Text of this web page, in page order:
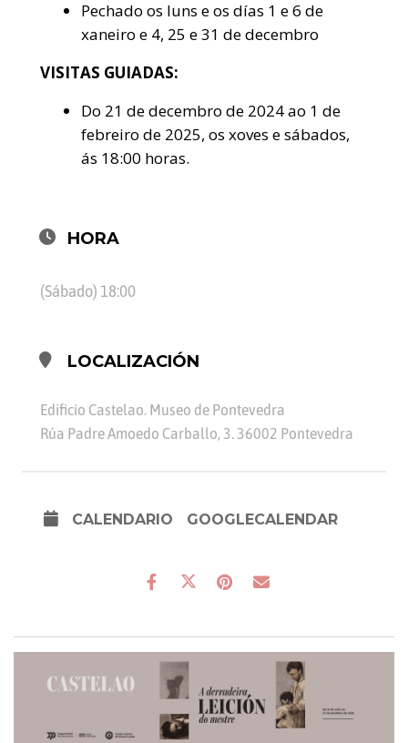
Pechado os luns e os días 1 e 6 de
xaneiro e 4, 25 e 31 de decembro
VISITAS GUIADAS:
Do 21 de decembro de 2024 ao 1 de
febreiro de 2025, os xoves e sábados,
ás 18:00 horas.
HORA
(Sábado) 18:00
LOCALIZACIÓN
Edificio Castelao. Museo de Pontevedra
Rúa Padre Amoedo Carballo, 3. 36002 Pontevedra
CALENDARIO GOOGLECALENDAR